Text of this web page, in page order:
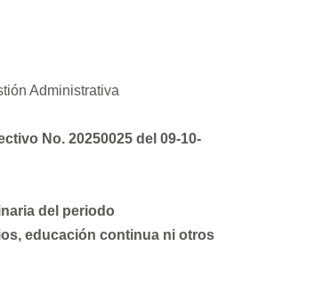
Administrativa
No. 20250025 del 09-10-
del periodo
educación continua ni otros